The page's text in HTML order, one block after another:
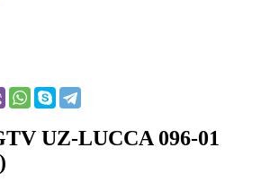
UZ-LUCCA 096-01